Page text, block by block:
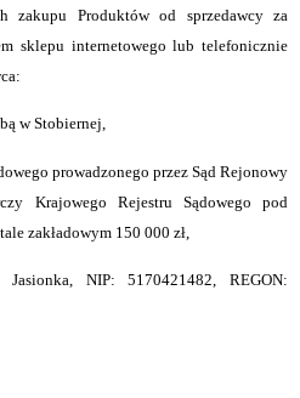
zakupu Produktów od sprzedawcy za
sklepu internetowego lub telefonicznie
w Stobiernej,
prowadzonego przez Sąd Rejonowy
Krajowego Rejestru Sądowego pod
zakładowym 150 000 zł,
NIP: 5170421482, REGON: